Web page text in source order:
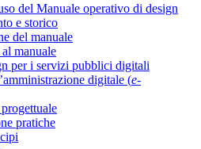
del Manuale operativo di design
e storico
del manuale
manuale
per i servizi pubblici digitali
digitale (e-
pratiche